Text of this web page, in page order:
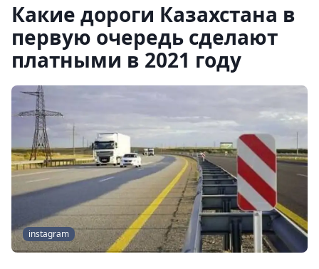
Какие дороги Казахстана в
первую очередь сделают
платными в 2021 году
instagram